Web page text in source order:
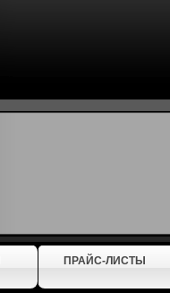
ПРАЙС-ЛИСТЫ